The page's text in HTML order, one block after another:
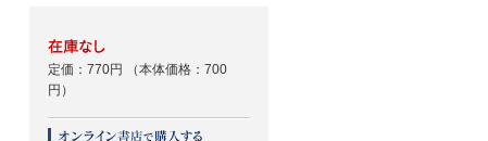
定価：770円
（本体価格：700
円）